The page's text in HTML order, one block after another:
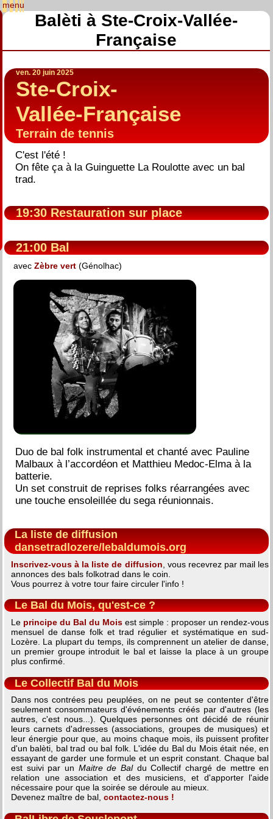
Balèti à Ste-Croix-Vallée-
Française
ven. 20 juin 2025
Ste-Croix-
Vallée-Française
Terrain de tennis
C'est l'été !
On fête ça à la Guinguette La Roulotte avec un bal
trad.
19:30 Restauration sur place
21:00 Bal
avecZèbre vert (Génolhac)
Duo de bal folk instrumental et chanté avec Pauline
Malbaux à l’accordéon et Matthieu Medoc-Elma à la
batterie.
Un set construit de reprises folks réarrangées avec
une touche ensoleillée du sega réunionnais.
La liste de diffusion
dansetradlozere/lebaldumois.org
Inscrivez-vous à la liste de diffusion , vous recevrez par mail les
annonces des bals folkotrad dans le coin.
Vous pourrez à votre tour faire circuler l'info !
Le Bal du Mois, qu'est-ce ?
Le principe du Bal du Mois est simple : proposer un rendez-vous
mensuel de danse folk et trad régulier et systématique en sud-
Lozère. La plupart du temps, ils comprennent un atelier de danse,
un premier groupe introduit le bal et laisse la place à un groupe
plus confirmé.
Le Collectif Bal du Mois
Dans nos contrées peu peuplées, on ne peut se contenter d'être
seulement consommateurs d'événements créés par d'autres (les
autres, c'est nous...). Quelques personnes ont décidé de réunir
leurs carnets d'adresses (associations, groupes de musiques) et
leur énergie pour que, au moins chaque mois, ils puissent profiter
d'un balèti, bal trad ou bal folk. L'idée du Bal du Mois était née, en
essayant de garder une formule et un esprit constant. Chaque bal
est suivi par un Maitre de Baldu Collectif chargé de mettre en
relation une association et des musiciens, et d'apporter l'aide
nécessaire pour que la soirée se déroule au mieux.
Devenez maître de bal, contactez-nous !